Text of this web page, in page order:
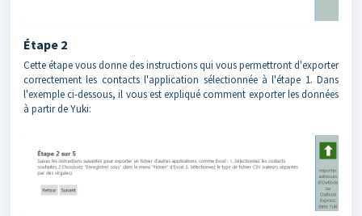
Étape 2
Cette étape vous donne des instructions qui vous permettront d'exporter
correctement les contacts l'application sélectionnée à l'étape 1. Dans
l'exemple ci-dessous, il vous est expliqué comment exporter les données
à partir de Yuki: